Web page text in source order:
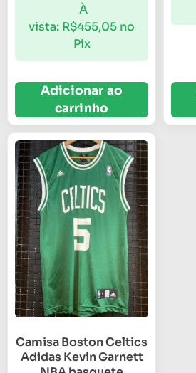
À
vista: R$455,05 no
Pix
Adicionar ao
carrinho
Camisa Boston Celtics
Adidas Kevin Garnett